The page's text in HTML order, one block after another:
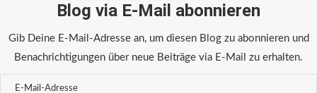
Blog via E-Mail abonnieren
Gib Deine E-Mail-Adresse an, um diesen Blog zu abonnieren und
Benachrichtigungen über neue Beiträge via E-Mail zu erhalten.